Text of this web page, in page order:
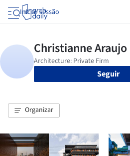
Iniciar sessão
Seguir
Organizar